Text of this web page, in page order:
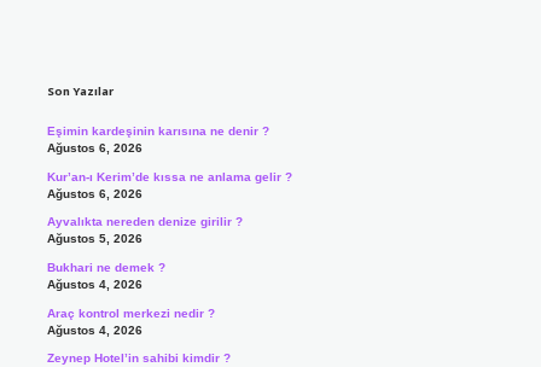
Son Yazılar
Eşimin kardeşinin karısına ne denir ?
Ağustos 6, 2026
Kur’an-ı Kerim’de kıssa ne anlama gelir ?
Ağustos 6, 2026
Ayvalıkta nereden denize girilir ?
Ağustos 5, 2026
Bukhari ne demek ?
Ağustos 4, 2026
Araç kontrol merkezi nedir ?
Ağustos 4, 2026
Zeynep Hotel’in sahibi kimdir ?